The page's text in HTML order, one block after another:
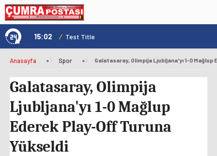
15:02 / Test Title
Anasayfa » Spor »
Galatasaray, Olimpija
Ljubljana'yı 1-0 Mağlup
Ederek Play-Off Turuna
Yükseldi